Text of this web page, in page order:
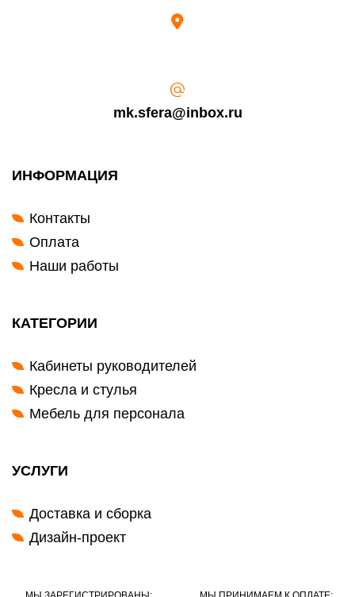
mk.sfera@inbox.ru
ИНФОРМАЦИЯ
Контакты
Оплата
Наши работы
КАТЕГОРИИ
Кабинеты руководителей
Кресла и стулья
Мебель для персонала
УСЛУГИ
Доставка и сборка
Дизайн-проект